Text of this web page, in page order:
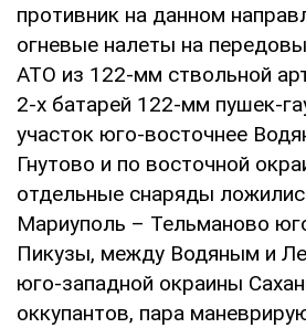
противник на данном
огневые налеты на
АТО из 122-мм ствольной
2-х батарей 122-мм пушек-
участок юго-восточнее
Гнутово и по восточной
отдельные снаряды
Мариуполь – Тельманово
Пикузы, между Водяным и
юго-западной окраины
оккупантов, пара